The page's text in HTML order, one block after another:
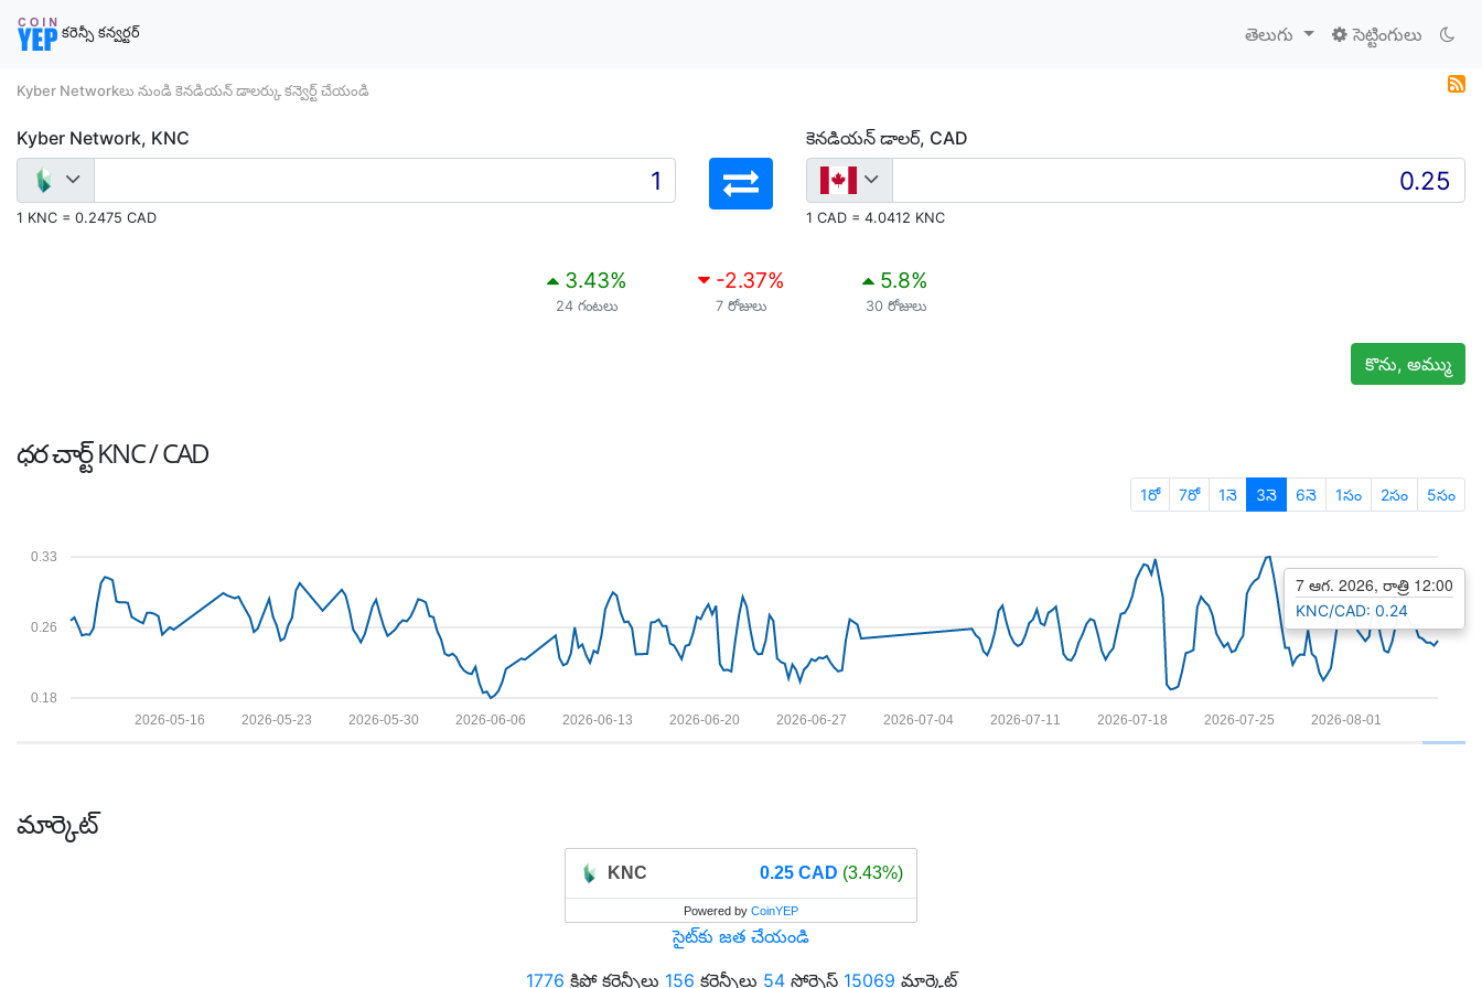
కరెన్సీ కన్వర్టర్ తెలుగు సెట్టింగులు
Kyber Networkలు నుండి కెనడియన్ డాలర్కు కన్వెర్ట్ చేయండి
Kyber Network, KNC
1 KNC = 0.2475 CAD
కెనడియన్ డాలర్, CAD
1 CAD = 4.0412 KNC
3.43%
24 గంటలు
-2.37%
7 రోజులు
5.8%
30 రోజులు
కొను, అమ్ము
ధర చార్ట్KNC / CAD
1రో 7రో 1నె 3నె 6నె 1సం 2సం 5సం
0.18
0.26
0.33
2026-08-01
2026-07-25
2026-07-18
2026-07-11
2026-07-04
2026-06-27
2026-06-20
2026-06-13
2026-06-06
2026-05-30
2026-05-23
2026-05-16
7 ఆగ. 2026, రాత్రి 12:00
KNC/CAD: 0.24
మార్కెట్
KNC 0.25 CAD (3.43%)
Powered by CoinYEP
సైట్‌కు జత చేయండి
1776 క్రిప్టో కరెన్సీలు 156 కరెన్సీలు 54సోర్సెస్ 15069 మార్కెట్